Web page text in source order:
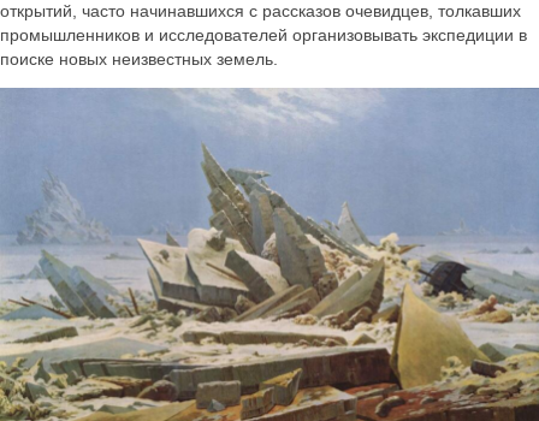
открытий, часто начинавшихся с рассказов очевидцев, толкавших
промышленников и исследователей организовывать экспедиции в
поиске новых неизвестных земель.